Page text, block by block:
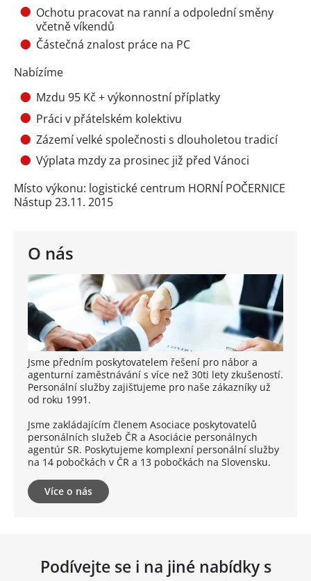
O nás
Jsme předním poskytovatelem řešení pro nábor a
agenturní zaměstnávání s více než 30ti lety zkušeností.
Personální služby zajišťujeme pro naše zákazníky už
od roku 1991.
Jsme zakládajícím členem Asociace poskytovatelů
personálních služeb ČR a Asociácie personálnych
agentúr SR. Poskytujeme komplexní personální služby
na 14 pobočkách v ČR a 13 pobočkách na Slovensku.
Více o nás
Ochotu pracovat na ranní a odpolední směny
včetně víkendů
Částečná znalost práce na PC
Nabízíme
Mzdu 95 Kč + výkonnostní příplatky
Práci v přátelském kolektivu
Zázemí velké společnosti s dlouholetou tradicí
Výplata mzdy za prosinec již před Vánoci
Místo výkonu: logistické centrum HORNÍ POČERNICE
Nástup 23.11. 2015
Podívejte se i na jiné nabídky s